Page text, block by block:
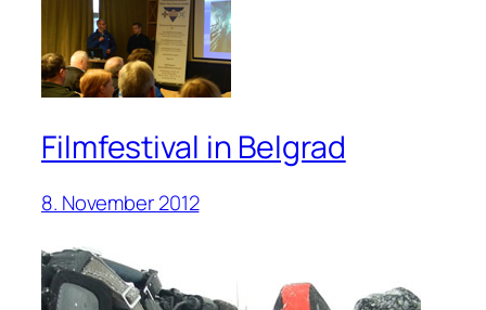
Filmfestival in Belgrad
8. November 2012